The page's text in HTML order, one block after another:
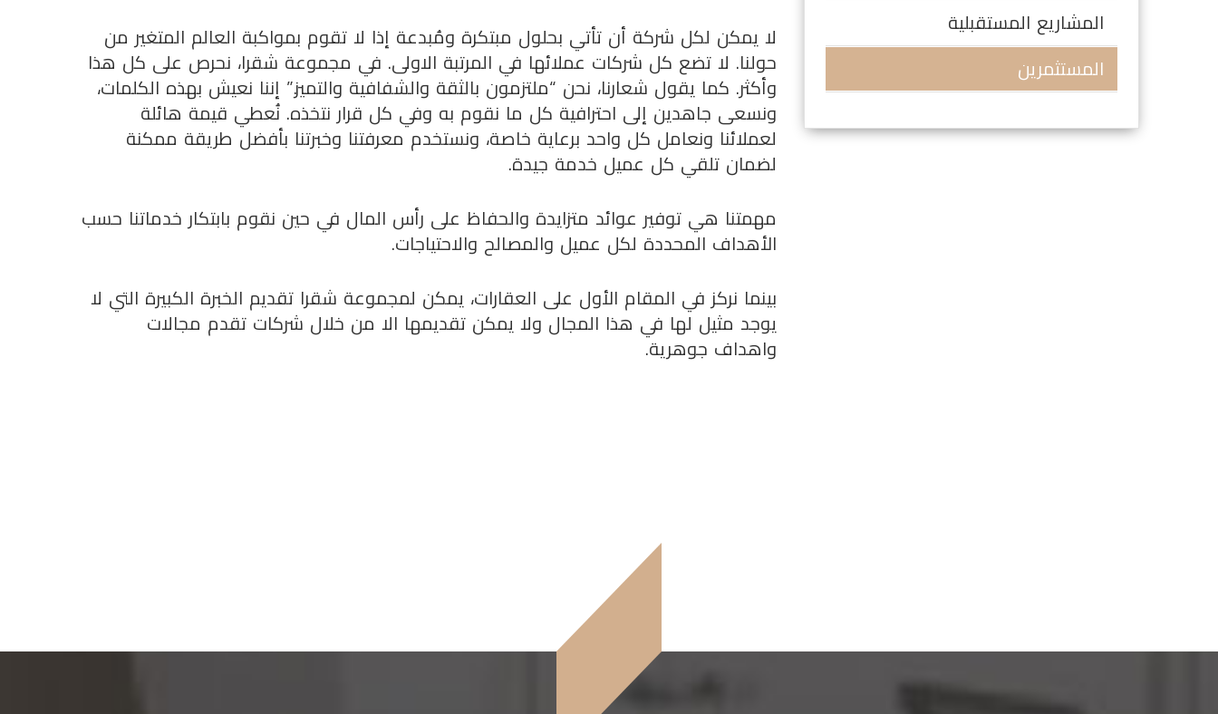
المشاريع المستقبلية
المستثمرين
لا يمكن لكل شركة أن تأتي بحلول مبتكرة ومُبدعة إذا لا تقوم بمواكبة العالم المتغير من
حولنا. لا تضع كل شركات عملائها في المرتبة الاولى. في مجموعة شقرا، نحرص على كل هذا
وأكثر. كما يقول شعارنا، نحن “ملتزمون بالثقة والشفافية والتميز.” إننا نعيش بهذه الكلمات،
ونسعى جاهدين إلى احترافية كل ما نقوم به وفي كل قرار نتخذه. نُعطي قيمة هائلة
لعملائنا ونعامل كل واحد برعاية خاصة، ونستخدم معرفتنا وخبرتنا بأفضل طريقة ممكنة
لضمان تلقي كل عميل خدمة جيدة.
مهمتنا هي توفير عوائد متزايدة والحفاظ على رأس المال في حين نقوم بابتكار خدماتنا حسب
الأهداف المحددة لكل عميل والمصالح والاحتياجات.
بينما نركز في المقام الأول على العقارات، يمكن لمجموعة شقرا تقديم الخبرة الكبيرة التي لا
يوجد مثيل لها في هذا المجال ولا يمكن تقديمها الا من خلال شركات تقدم مجالات
واهداف جوهرية.